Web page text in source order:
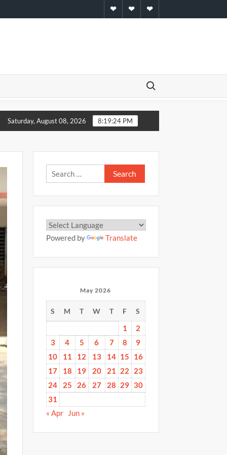
HomeAboutContact
Search for:
Saturday, August 08, 2026 8:19:25 PM
Search
for:
Powered by Translate
May 2026
S M T W T F S
1
2
3
4 5 6 7 8
9
10
11 12 13 14 15
16
17
18 19 20 21 22
23
24
25 26 27 28 29 30
31
« Apr
Jun »